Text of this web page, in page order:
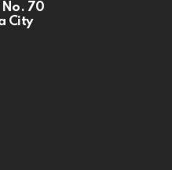
No. 70
City